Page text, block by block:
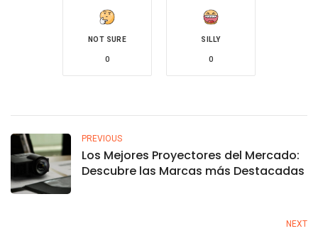
NOT SURE
0
SILLY
0
PREVIOUS
Los Mejores Proyectores del Mercado:
Descubre las Marcas más Destacadas
NEXT